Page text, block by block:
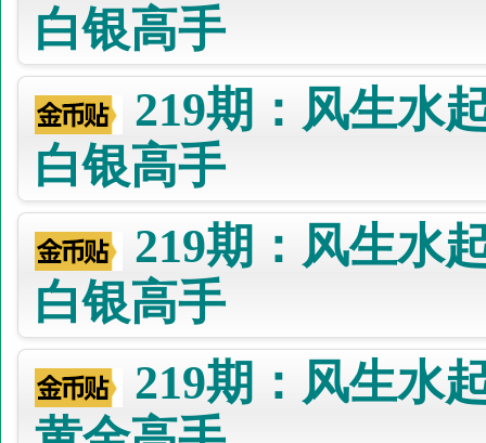
白银高手
219期：风生水
白银高手
219期：风生水
白银高手
219期：风生水